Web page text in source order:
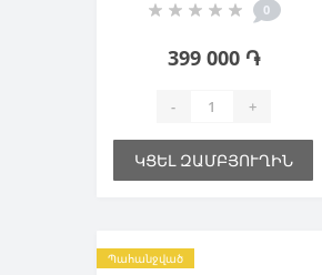
0
399 000 ֏
- +
ԿՑԵԼ ԶԱՄԲՅՈՒՂԻՆ
Պահանջված